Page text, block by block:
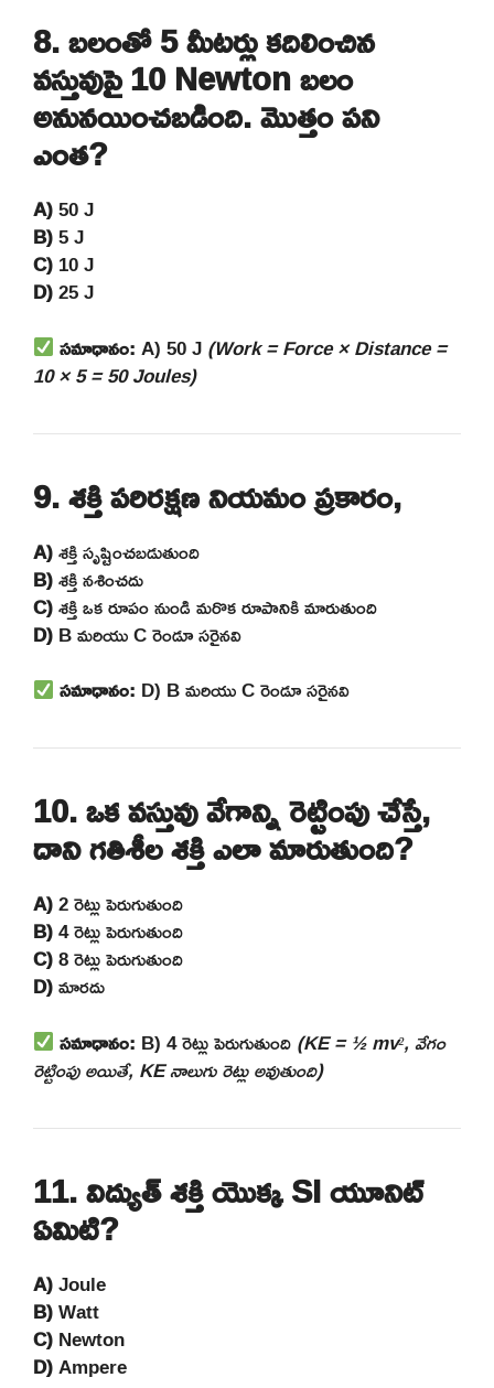
8. బలంతో 5 మీటర్లు కదిలించిన
వస్తువుపై 10 Newton బలం
అనునయించబడింది. మొత్తం పని
ఎంత?
A)50 J
B)5 J
C)10 J
D)25 J
సమాధానం:A) 50 J(Work = Force × Distance =
10 × 5 = 50 Joules)
9. శక్తి పరిరక్షణ నియమం ప్రకారం,
A)శక్తి సృష్టించబడుతుంది
B)శక్తి నశించదు
C)శక్తి ఒక రూపం నుండి మరొక రూపానికి మారుతుంది
D)B మరియు C రెండూ సరైనవి
సమాధానం: D) B మరియు C రెండూ సరైనవి
10. ఒక వస్తువు వేగాన్ని రెట్టింపు చేస్తే,
దాని గతిశీల శక్తి ఎలా మారుతుంది?
A)2 రెట్లు పెరుగుతుంది
B)4 రెట్లు పెరుగుతుంది
C)8 రెట్లు పెరుగుతుంది
D)మారదు
సమాధానం: B) 4 రెట్లు పెరుగుతుంది(KE = ½ mv², వేగం
రెట్టింపు అయితే, KE నాలుగు రెట్లు అవుతుంది)
11. విద్యుత్ శక్తి యొక్క SI యూనిట్
ఏమిటి?
A)Joule
B)Watt
C)Newton
D)Ampere